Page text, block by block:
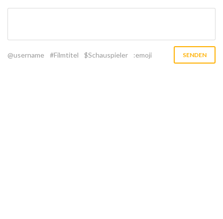
@username #Filmtitel $Schauspieler :emoji